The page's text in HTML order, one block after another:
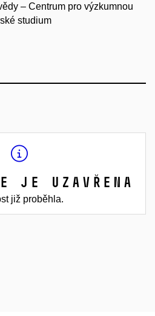
– Centrum pro výzkumnou
studium
je uzavřena
již proběhla.